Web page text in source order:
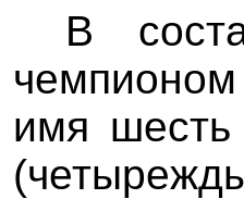
В
имя шесть